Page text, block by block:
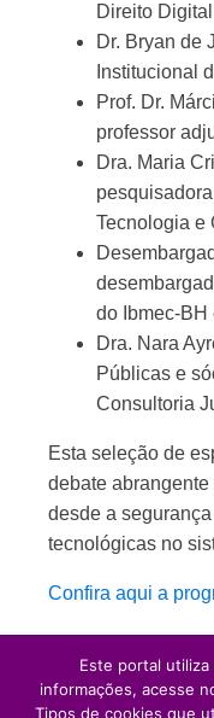
Direito
Dr. Bryan de
Institucional
Prof. Dr.
professor
Dra. Maria
Tecnologia e
do Ibmec-BH
Dra. Nara
Públicas e
Consultoria
Esta seleção de
debate
desde a
tecnológicas no
Confira aqui a
Este portal utiliza
informações, acesse
Tipos de cookies que